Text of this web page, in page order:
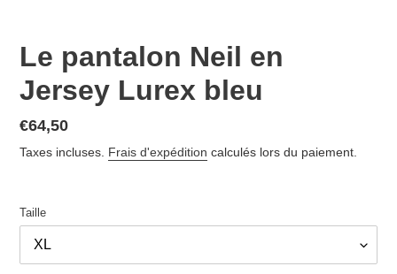
Le pantalon Neil en
Jersey Lurex bleu
Prix
normal
€64,50
Taxes incluses. Frais d'expédition calculés lors du paiement.
Taille